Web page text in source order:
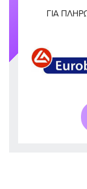
ΓΙΑ